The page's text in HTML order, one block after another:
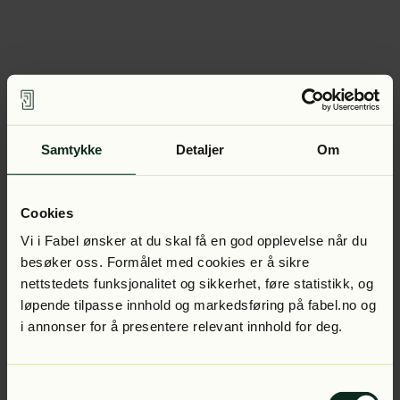
Samtykke Detaljer Om
Cookies
Vi i Fabel ønsker at du skal få en god opplevelse når du
besøker oss. Formålet med cookies er å sikre
nettstedets funksjonalitet og sikkerhet, føre statistikk, og
løpende tilpasse innhold og markedsføring på fabel.no og
i annonser for å presentere relevant innhold for deg.